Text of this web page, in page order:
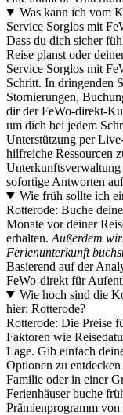
Was kann ich vom
Service Sorglos mit
Dass du dich sicher
Reise planst oder
Service Sorglos mit
Schritt. In dringenden
Stornierungen,
dir der FeWo-direkt-
um dich bei jedem
Unterstützung per
hilfreiche Ressourcen
Unterkunftsverwaltung
sofortige Antworten
Wie früh sollte ich
Rotterode: Buche
Monate vor deiner
erhalten. Außerdem
Ferienunterkunft
Basierend auf der
FeWo-direkt für
Wie hoch sind die
hier: Rotterode?
Rotterode: Die Preise
Faktoren wie
Lage. Gib einfach
Optionen zu
Familie oder in einer
Ferienhäuser buche
Prämienprogramm